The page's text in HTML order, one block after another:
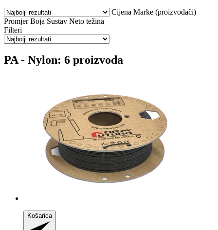
Cijena Marke (proizvođači)
Promjer Boja Sustav Neto težina
Filteri
PA - Nylon: 6 proizvoda
Košarica